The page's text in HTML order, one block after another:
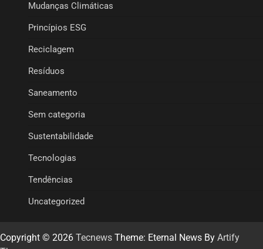
Mudanças Climáticas
Princípios ESG
Reciclagem
Resíduos
Saneamento
Sem categoria
Sustentabilidade
Tecnologias
Tendências
Uncategorized
Copyright © 2026 Tecnews Theme: Eternal News By Artify